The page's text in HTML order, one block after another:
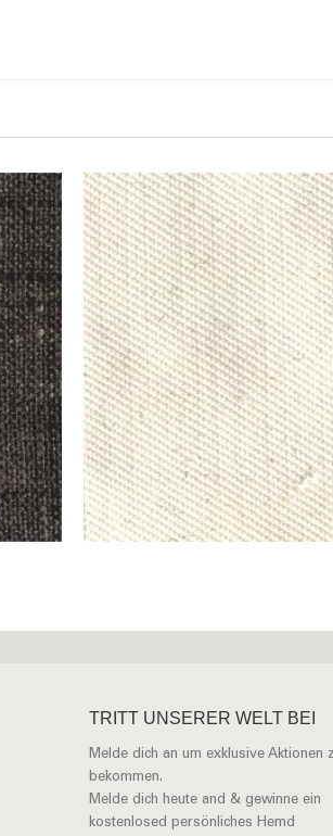
TRITT UNSERER WELT BEI
Melde dich an um exklusive Aktionen
bekommen.
Melde dich heute and & gewinne ein
kostenlosed persönliches Hemd